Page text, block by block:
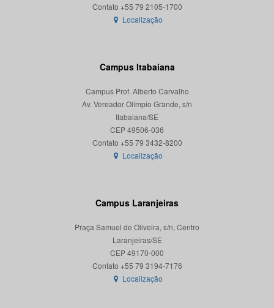
Localização
Campus Itabaiana
Campus Prof. Alberto Carvalho
Av. Vereador Olímpio Grande, s/n
Itabaiana/SE
CEP 49506-036
Localização
Campus Laranjeiras
Praça Samuel de Oliveira, s/n, Centro
Laranjeiras/SE
CEP 49170-000
Localização